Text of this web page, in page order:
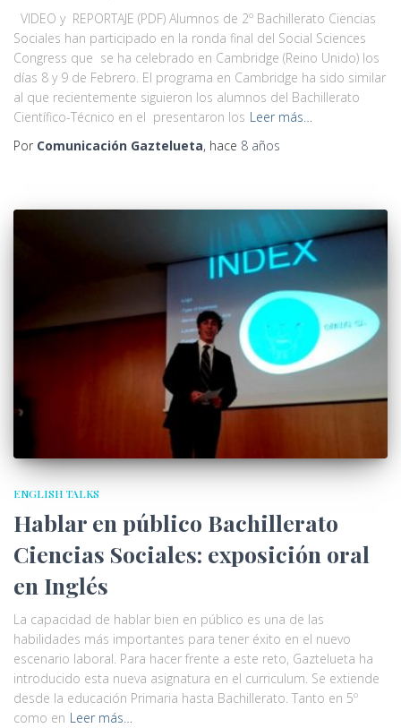
VIDEO y REPORTAJE (PDF) Alumnos de 2º Bachillerato Ciencias
Sociales han participado en la ronda final del Social Sciences
Congress que se ha celebrado en Cambridge (Reino Unido) los
días 8 y 9 de Febrero. El programa en Cambridge ha sido similar
al que recientemente siguieron los alumnos del Bachillerato
Científico-Técnico en el presentaron los Leer más…
Por Comunicación Gaztelueta, hace 8 años
ENGLISH TALKS
Hablar en público Bachillerato
Ciencias Sociales: exposición oral
en Inglés
La capacidad de hablar bien en público es una de las
habilidades más importantes para tener éxito en el nuevo
escenario laboral. Para hacer frente a este reto, Gaztelueta ha
introducido esta nueva asignatura en el curriculum. Se extiende
desde la educación Primaria hasta Bachillerato. Tanto en 5º
como en Leer más…